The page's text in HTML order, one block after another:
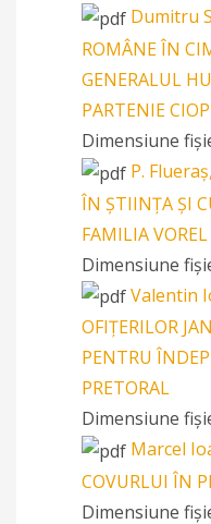
Dumitru
ROMÂNE ÎN
GENERALUL HUGO SCHWAB; EPISCOPUL
PARTENIE
Dimensiune
P.
ÎN ȘTIINȚA ȘI
FAMILIA VOREL
Dimensiune
Valentin
OFIȚERILOR
PENTRU ÎNDEPLINIREA SERVICIULUI
PRETORAL
Dimensiune
Marcel
COVURLUI ÎN
Dimensiune